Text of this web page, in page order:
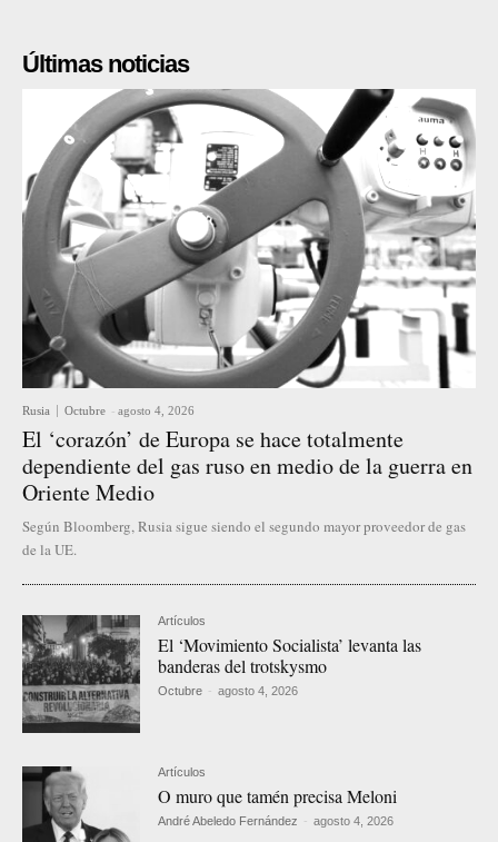
Últimas noticias
Rusia Octubre - agosto 4, 2026
El ‘corazón’ de Europa se hace totalmente
dependiente del gas ruso en medio de la guerra en
Oriente Medio
Según Bloomberg, Rusia sigue siendo el segundo mayor proveedor de gas
de la UE.
Artículos
El ‘Movimiento Socialista’ levanta las
banderas del trotskysmo
Octubre - agosto 4, 2026
Artículos
O muro que tamén precisa Meloni
André Abeledo Fernández - agosto 4, 2026